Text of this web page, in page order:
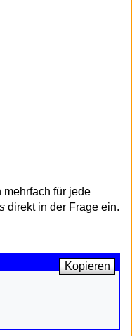
mehrfach für jede
direkt in der Frage ein.
Kopieren